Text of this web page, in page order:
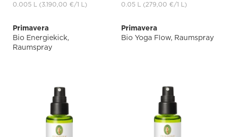
0.005 L (3.190,00 €/1 L) 0.05 L (279,00 €/1 L)
Primavera
Bio Energiekick,
Raumspray
Primavera
Bio Yoga Flow, Raumspray